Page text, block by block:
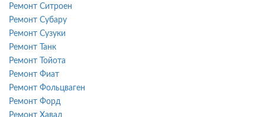
Ремонт Ситроен
Ремонт Субару
Ремонт Сузуки
Ремонт Танк
Ремонт Тойота
Ремонт Фиат
Ремонт Фольцваген
Ремонт Форд
Ремонт Хавал